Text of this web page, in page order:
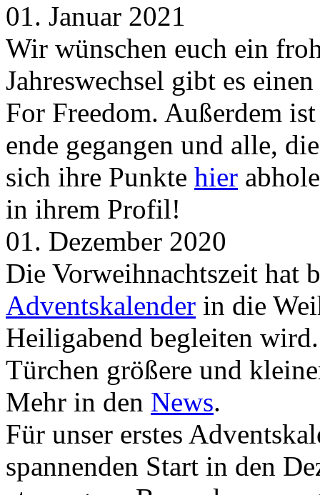
01. Januar 2021
Wir wünschen euch ein
Jahreswechsel gibt es einen
For Freedom. Außerdem
ende gegangen und alle,
sich ihre Punkte hier
in ihrem Profil!
01. Dezember 2020
Die Vorweihnachtszeit hat
Adventskalender in die
Heiligabend begleiten
Türchen größere und
Mehr in den News.
Für unser erstes
spannenden Start in den